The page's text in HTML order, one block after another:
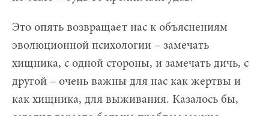
Это опять возвращает нас к объяснениям
эволюционной психологии – замечать
хищника, с одной стороны, и замечать дичь, с
другой – очень важны для нас как жертвы и
как хищника, для выживания. Казалось бы,